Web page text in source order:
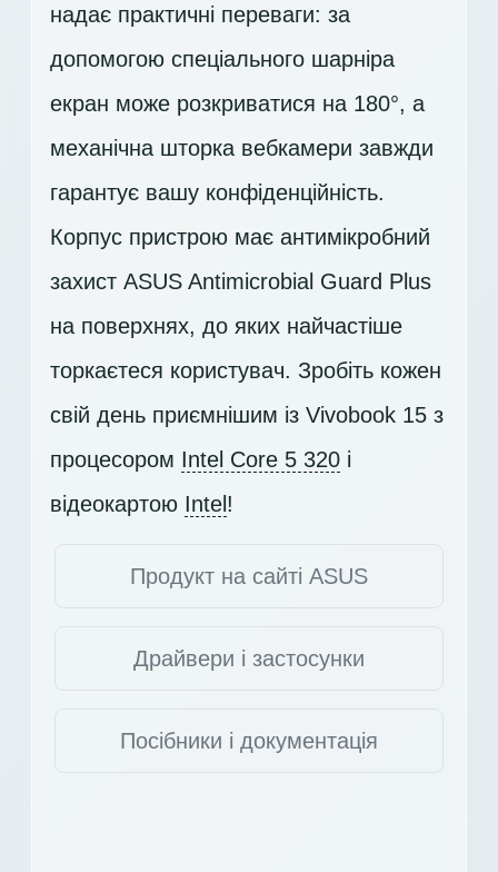
надає практичні переваги: за
допомогою спеціального шарніра
екран може розкриватися на 180°, а
механічна шторка вебкамери завжди
гарантує вашу конфіденційність.
Корпус пристрою має антимікробний
захист ASUS Antimicrobial Guard Plus
на поверхнях, до яких найчастіше
торкаєтеся користувач. Зробіть кожен
свій день приємнішим із Vivobook 15 з
процесором Intel Core 5 320 і
відеокартою Intel !
Продукт на сайті ASUS
Драйвери і застосунки
Посібники і документація